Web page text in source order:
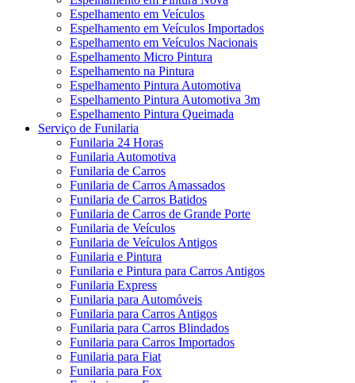
Espelhamento em Veículos
Espelhamento em Veículos Importados
Espelhamento em Veículos Nacionais
Espelhamento Micro Pintura
Espelhamento na Pintura
Espelhamento Pintura Automotiva
Espelhamento Pintura Automotiva 3m
Espelhamento Pintura Queimada
Serviço de Funilaria
Funilaria 24 Horas
Funilaria Automotiva
Funilaria de Carros
Funilaria de Carros Amassados
Funilaria de Carros Batidos
Funilaria de Carros de Grande Porte
Funilaria de Veículos
Funilaria de Veículos Antigos
Funilaria e Pintura
Funilaria e Pintura para Carros Antigos
Funilaria Express
Funilaria para Automóveis
Funilaria para Carros Antigos
Funilaria para Carros Blindados
Funilaria para Carros Importados
Funilaria para Fiat
Funilaria para Fox